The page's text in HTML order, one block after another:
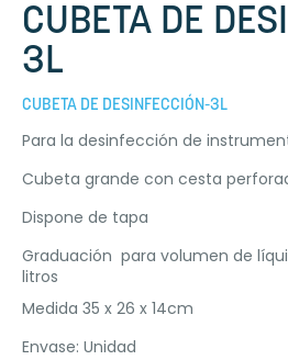
CUBETA DE
3L
CUBETA DE DESINFECCIÓN-3L
Para la desinfección de
Cubeta grande con cesta
Dispone de tapa
Graduación para volumen de
litros
Medida 35 x 26 x 14cm
Envase: Unidad